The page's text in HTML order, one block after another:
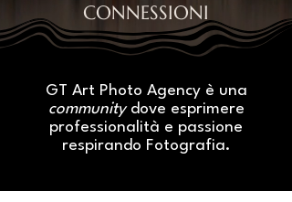
CONNESSIONI
GT Art Photo Agency è una
communitydove esprimere
professionalità e passione
respirando Fotografia.